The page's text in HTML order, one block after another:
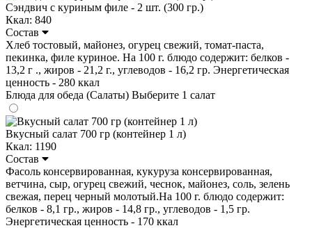
Сэндвич с куриным филе - 2 шт. (300 гр.)
Ккал: 840
Состав
Хлеб тостовый, майонез, огурец свежий, томат-паста,
пекинка, филе куриное. На 100 г. блюдо содержит: белков -
13,2 г ., жиров - 21,2 г., углеводов - 16,2 гр. Энергетическая
ценность - 280 ккал
Блюда для обеда (Салаты) Выберите 1 салат
Вкусный салат 700 гр (контейнер 1 л)
Ккал: 1190
Состав
Фасоль консервированная, кукуруза консервированная,
ветчина, сыр, огурец свежий, чеснок, майонез, соль, зелень
свежая, перец черный молотый.На 100 г. блюдо содержит:
белков - 8,1 гр., жиров - 14,8 гр., углеводов - 1,5 гр.
Энергетическая ценность - 170 ккал